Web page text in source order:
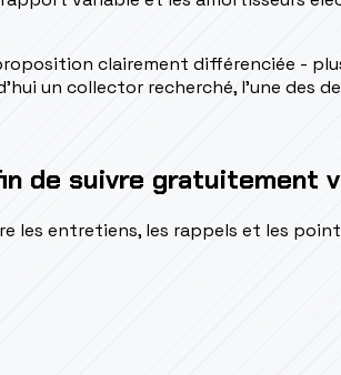
clairement différenciée -
un collector recherché, l'une des
de suivre gratuitement
les entretiens, les rappels et les